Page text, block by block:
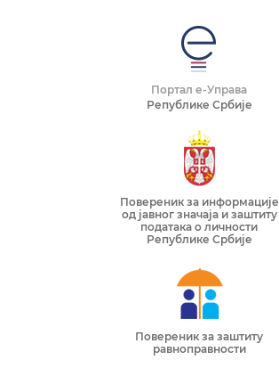
Портал е-Управа
Републике Србије
Повереник за информације
од јавног значаја и заштиту
података о личности
Републике Србије
Повереник за заштиту
равноправности